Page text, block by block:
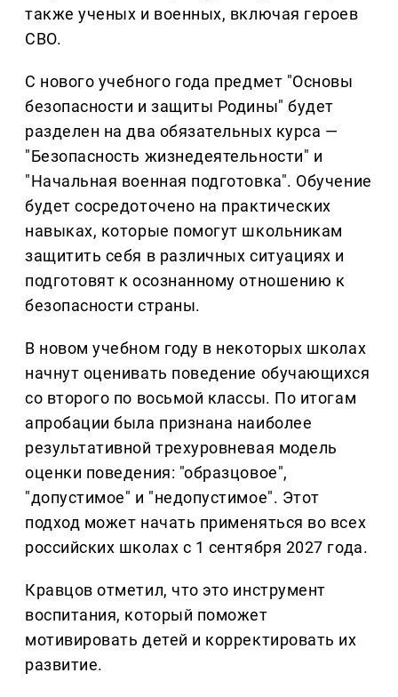
также ученых и военных, включая героев
СВО.
С нового учебного года предмет "Основы
безопасности и защиты Родины" будет
разделен на два обязательных курса —
"Безопасность жизнедеятельности" и
"Начальная военная подготовка". Обучение
будет сосредоточено на практических
навыках, которые помогут школьникам
защитить себя в различных ситуациях и
подготовят к осознанному отношению к
безопасности страны.
В новом учебном году в некоторых школах
начнут оценивать поведение обучающихся
со второго по восьмой классы. По итогам
апробации была признана наиболее
результативной трехуровневая модель
оценки поведения: "образцовое",
"допустимое" и "недопустимое". Этот
подход может начать применяться во всех
российских школах с 1 сентября 2027 года.
Кравцов отметил, что это инструмент
воспитания, который поможет
мотивировать детей и корректировать их
развитие.